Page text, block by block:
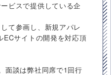
ビスで提供している企
て参画し、新規アパレ
ECサイトの開発を対応頂
面談は弊社同席で1回行